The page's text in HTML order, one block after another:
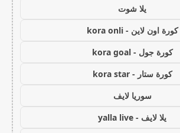
يلا شوت
كورة اون لاين - kora onli
كورة جول - kora goal
كورة ستار - kora star
سوريا لايف
يلا لايف - yalla live